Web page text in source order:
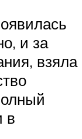
и за
взяла
в